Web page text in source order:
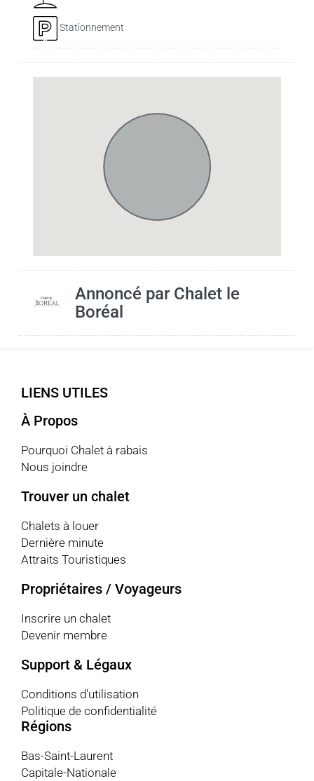
Stationnement
Annoncé par Chalet le
Boréal
LIENS UTILES
À Propos
Pourquoi Chalet à rabais
Nous joindre
Trouver un chalet
Chalets à louer
Dernière minute
Attraits Touristiques
Propriétaires / Voyageurs
Inscrire un chalet
Devenir membre
Support & Légaux
Conditions d'utilisation
Politique de confidentialité
Régions
Bas-Saint-Laurent
Capitale-Nationale